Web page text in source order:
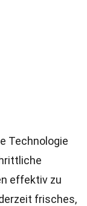
Technologie
effektiv zu
frisches,